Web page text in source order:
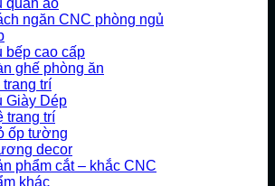
quần áo
ngăn CNC phòng ngủ
bếp cao cấp
ghế phòng ăn
trang trí
Giày Dép
trang trí
ốp tường
decor
phẩm cắt – khắc CNC
khác